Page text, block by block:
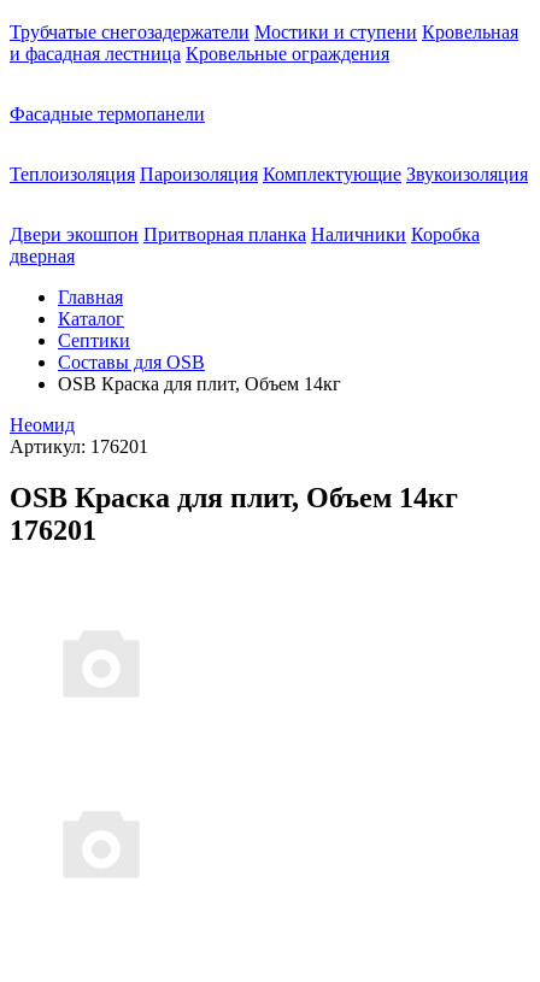
Трубчатые снегозадержатели Мостики и ступени Кровельная
и фасадная лестница Кровельные ограждения
Фасадные термопанели
Теплоизоляция Пароизоляция Комплектующие Звукоизоляция
Двери экошпон Притворная планка Наличники Коробка
дверная
Главная
Каталог
Септики
Составы для OSB
OSB Краска для плит, Объем 14кг
Неомид
Артикул: 176201
OSB Краска для плит, Объем 14кг
176201